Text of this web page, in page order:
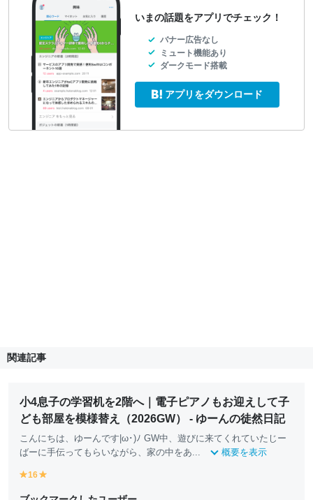
いまの話題をアプリでチェック！
バナー広告なし
ミュート機能あり
ダークモード搭載
アプリをダウンロード
関連記事
小4息子の学習机を2階へ｜電子ピアノもお迎えして子
ども部屋を模様替え（2026GW） - ゆーんの徒然日記
こんにちは、ゆーんです|ω･)ﾉ GW中、遊びに来てくれていたじー
ばーに手伝ってもらいながら、家の中をあ...
概要を表示
y
16